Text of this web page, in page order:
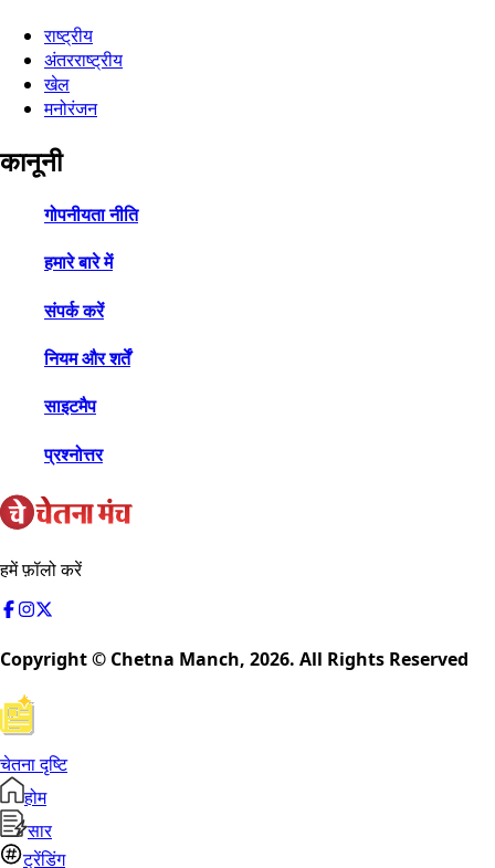
राष्ट्रीय
अंतरराष्ट्रीय
खेल
मनोरंजन
कानूनी
गोपनीयता नीति
हमारे बारे में
संपर्क करें
नियम और शर्तें
साइटमैप
प्रश्नोत्तर
हमें फ़ॉलो करें
Copyright © Chetna Manch, 2026. All Rights Reserved
चेतना दृष्टि
होम
सार
ट्रेंडिंग